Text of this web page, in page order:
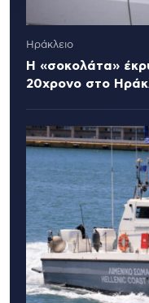
Ηράκλειο
Η «σοκολάτα»
20χρονο στο